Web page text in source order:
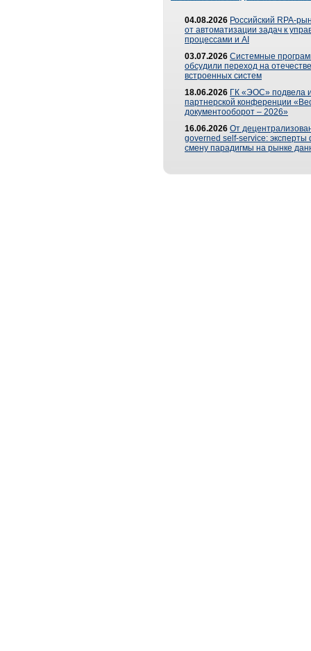
04.08.2026 Российский RPA-
от автоматизации задач к
процессами и AI
03.07.2026 Системные
обсудили переход на
встроенных систем
18.06.2026 ГК «ЭОС» подвела
партнерской конференции
документооборот – 2026»
16.06.2026 От
governed self-service: эксперты
смену парадигмы на рынке